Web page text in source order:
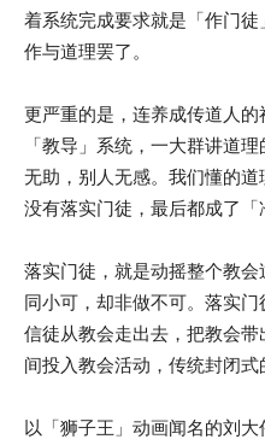
着系统完成要求就是「作门
作与道理罢了。
更严重的是，连养成传道人
「教导」系统，一大群讲道
无助，别人无感。我们懂的
没有落实门徒，最后都成了「
落实门徒，就是动摇整个教
同小可，却非做不可。落实
信徒从教会走出去，把教会
间投入教会活动，传统封闭式
以「狮子王」动画闻名的刘